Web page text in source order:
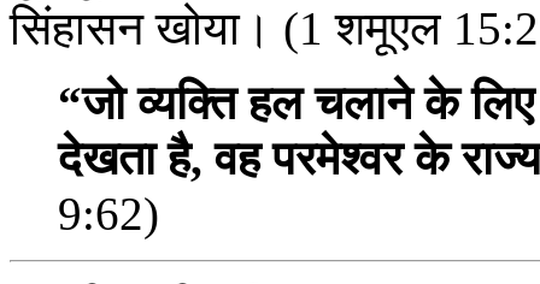
सिंहासन खोया। (1 शमूएल
“जो व्यक्ति हल चलाने के
देखता है, वह परमेश्वर के
9:62)